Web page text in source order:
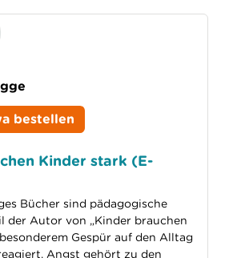
bestellen
Kinder stark (E-
Bücher sind pädagogische
der Autor von „Kinder brauchen
Gespür auf den Alltag
Angst gehört zu den